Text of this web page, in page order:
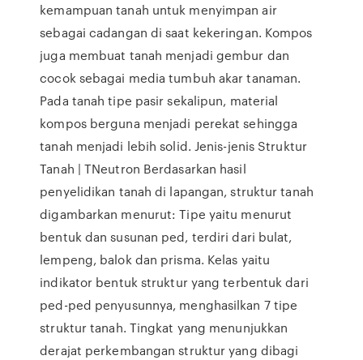
kemampuan tanah untuk menyimpan air
sebagai cadangan di saat kekeringan. Kompos
juga membuat tanah menjadi gembur dan
cocok sebagai media tumbuh akar tanaman.
Pada tanah tipe pasir sekalipun, material
kompos berguna menjadi perekat sehingga
tanah menjadi lebih solid. Jenis-jenis Struktur
Tanah | TNeutron Berdasarkan hasil
penyelidikan tanah di lapangan, struktur tanah
digambarkan menurut: Tipe yaitu menurut
bentuk dan susunan ped, terdiri dari bulat,
lempeng, balok dan prisma. Kelas yaitu
indikator bentuk struktur yang terbentuk dari
ped-ped penyusunnya, menghasilkan 7 tipe
struktur tanah. Tingkat yang menunjukkan
derajat perkembangan struktur yang dibagi